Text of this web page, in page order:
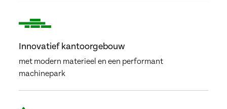
Innovatief kantoorgebouw
met modern materieel en een performant
machinepark